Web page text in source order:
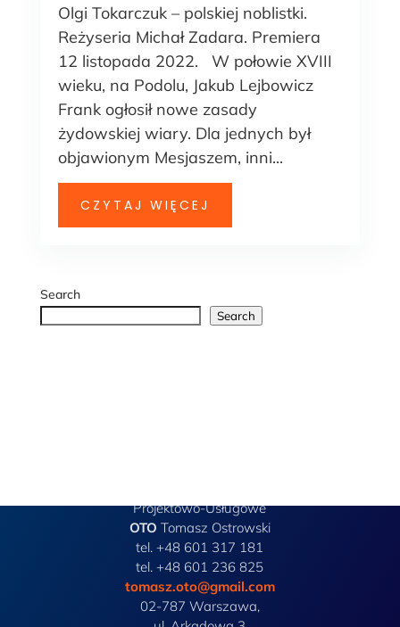
Olgi Tokarczuk – polskiej noblistki.
Reżyseria Michał Zadara. Premiera
12 listopada 2022. W połowie XVIII
wieku, na Podolu, Jakub Lejbowicz
Frank ogłosił nowe zasady
żydowskiej wiary. Dla jednych był
objawionym Mesjaszem, inni...
CZYTAJ WIĘCEJ
Search
Search
Projektowo-Usługowe
OTO Tomasz Ostrowski
tel. +48 601 317 181
tel. +48 601 236 825
tomasz.oto@gmail.com
02-787 Warszawa,